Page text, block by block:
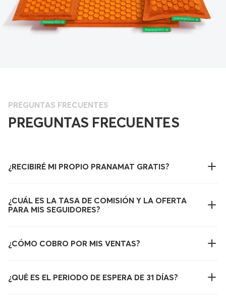
PREGUNTAS FRECUENTES
PREGUNTAS FRECUENTES
¿RECIBIRÉ MI PROPIO PRANAMAT GRATIS?
¿CUÁL ES LA TASA DE COMISIÓN Y LA OFERTA
PARA MIS SEGUIDORES?
¿CÓMO COBRO POR MIS VENTAS?
¿QUÉ ES EL PERIODO DE ESPERA DE 31 DÍAS?